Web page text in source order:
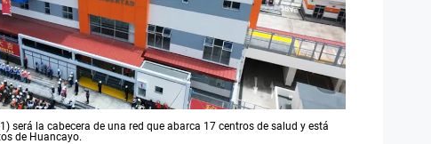
será la cabecera de una red que abarca 17 centros de salud y está
de Huancayo.